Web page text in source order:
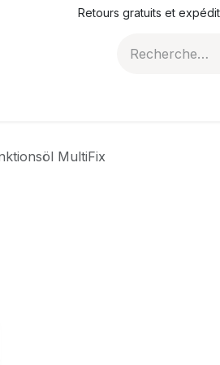
Retours gratuits et
MultiFix